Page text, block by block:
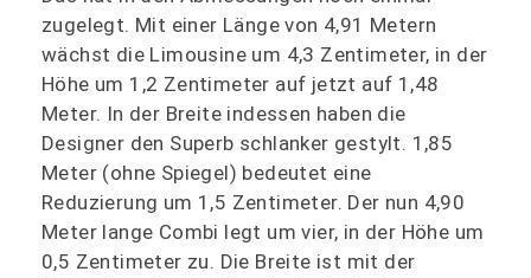
zugelegt. Mit einer Länge von 4,91 Metern
wächst die Limousine um 4,3 Zentimeter, in der
Höhe um 1,2 Zentimeter auf jetzt auf 1,48
Meter. In der Breite indessen haben die
Designer den Superb schlanker gestylt. 1,85
Meter (ohne Spiegel) bedeutet eine
Reduzierung um 1,5 Zentimeter. Der nun 4,90
Meter lange Combi legt um vier, in der Höhe um
0,5 Zentimeter zu. Die Breite ist mit der